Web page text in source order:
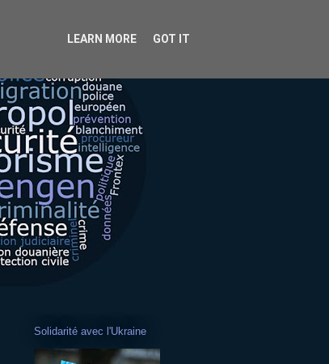
Solidarité avec l'Ukraine
LEARN MORE GOT IT